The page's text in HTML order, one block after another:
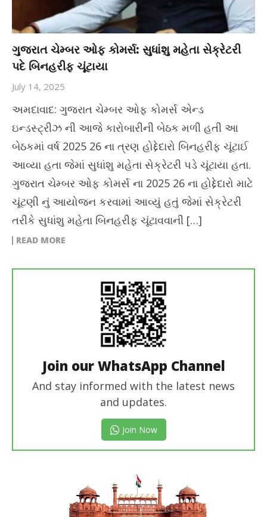
ગુજરાત ચેમ્બર ઓફ કોમર્સ: સુધાંશુ મહેતા સેક્રેટરી
પદે બિનહરીફ ચૂંટાયા
July 14, 2025
અમદાવાદ: ગુજરાત ચેમ્બર ઓફ કોમર્સ એન્ડ
ઇન્ડસ્ટ્રીઝ ની આજે કારોબારીની બેઠક મળી હતી આ
બેઠકમાં વર્ષ 2025 26 ના ત્રણ હોદ્દેદારો બિનહરીફ ચૂંટાઈ
આવ્યા હતા જેમાં સુધાંશુ મહેતા સેક્રેટરી પડે ચૂંટાયા હતા.
ગુજરાત ચેમ્બર ઓફ કોમર્સ ના 2025 26 ના હોદ્દેદારો માટે
ચૂંટણી નું આયોજન કરવામાં આવ્યું હતું જેમાં સેક્રેટરી
તરીકે સુધાંશુ મહેતા બિનહરીફ ચૂંટાવવાની […]
READ MORE
Join our WhatsApp Channel
And stay informed with the latest news
and updates.
Join Now